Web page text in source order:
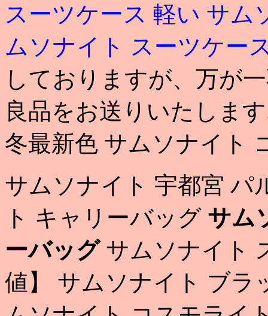
スーツケース 軽い サム
ムソナイト スーツケー
しておりますが、万が
良品をお送りいたしま
冬最新色 サムソナイト
サムソナイト 宇都宮 パ
ト キャリーバッグ サム
ーバッグサムソナイト
値】 サムソナイト ブラ